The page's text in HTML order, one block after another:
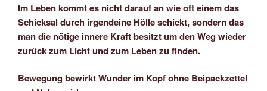
Im Leben kommt es nicht darauf an wie oft einem das
Schicksal durch irgendeine Hölle schickt, sondern das
man die nötige innere Kraft besitzt um den Weg wieder
zurück zum Licht und zum Leben zu finden.
Bewegung bewirkt Wunder im Kopf ohne Beipackzettel